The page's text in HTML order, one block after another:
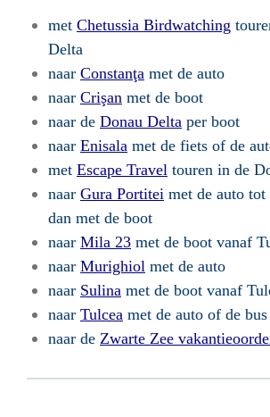
met Chetussia Birdwatching
Delta
naar Constanţa met de auto
naar Crişan met de boot
naar de Donau Delta per boot
naar Enisala met de fiets of de
met Escape Travel touren in de
naar Gura Portitei met de auto
dan met de boot
naar Mila 23 met de boot vanaf
naar Murighiol met de auto
naar Sulina met de boot vanaf
naar Tulcea met de auto of de bus
naar de Zwarte Zee